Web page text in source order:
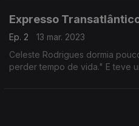
Expresso
Ep. 2
13 mar. 2023
Celeste Rodrigues dormia
perder tempo de vida." E teve